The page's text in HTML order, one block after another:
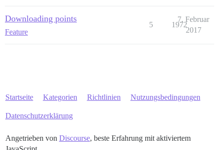
Downloading points
Feature
5 1972
7. Februar
2017
Startseite Kategorien Richtlinien Nutzungsbedingungen
Datenschutzerklärung
Angetrieben von Discourse, beste Erfahrung mit aktiviertem